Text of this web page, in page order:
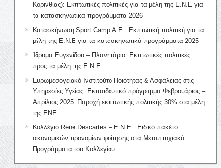
Κορινθίας): Εκπτωτικές πολιτικές για τα μέλη της Ε.Ν.Ε για
τα κατασκηνωτικά προγράμματα 2026
Κατασκήνωση Sport Camp Α.Ε.: Εκπτωτική πολιτική για τα
μέλη της Ε.Ν.Ε για τα κατασκηνωτικά προγράμματα 2025
Ίδρυμα Ευγενίδου – Πλανητάριο: Εκπτωτικές πολιτικές
προς τα μέλη της Ε.Ν.Ε.
Ευρωμεσογειακό Ινστιτούτο Ποιότητας & Ασφάλειας στις
Υπηρεσίες Υγείας: Εκπαιδευτικό πρόγραμμα Φεβρουάριος –
Απρίλιος 2025: Παροχή εκπτωτικής πολιτικής 30% στα μέλη
της ΕΝΕ
Κολλέγιο Rene Descartes – Ε.Ν.Ε.: Ειδικό πακέτο
οικονομικών προνομίων φοίτησης στα Μεταπτυχιακά
Προγράμματα του Κολλεγίου.